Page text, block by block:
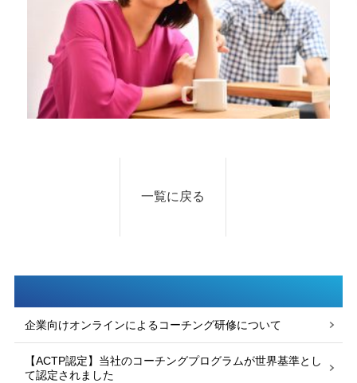
一覧に戻る
企業向けオンラインによるコーチング研修について
【ACTP認定】当社のコーチングプログラムが世界基準とし
て認定されました